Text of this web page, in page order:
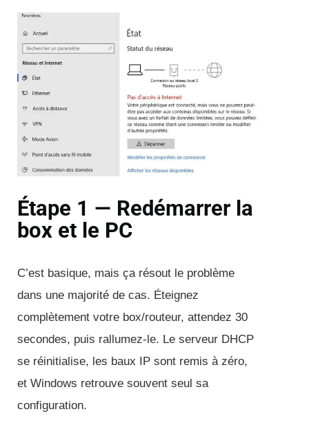
Étape 1 — Redémarrer la
box et le PC
C’est basique, mais ça résout le problème
dans une majorité de cas. Éteignez
complètement votre box/routeur, attendez 30
secondes, puis rallumez-le. Le serveur DHCP
se réinitialise, les baux IP sont remis à zéro,
et Windows retrouve souvent seul sa
configuration.